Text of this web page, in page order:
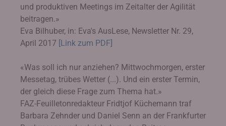
und produktiven Meetings im Zeitalter der Agilität
beitragen.»
Eva Bilhuber, in: Eva's AusLese, Newsletter Nr. 29,
April 2017 [Link zum PDF]
«Was soll ich nur anziehen? Mittwochmorgen, erster
Messetag, trübes Wetter (...). Und ein erster Termin,
der gleich diese Frage zum Thema hat.»
FAZ-Feuilletonredakteur Fridtjof Küchemann traf
Barbara Zehnder und Daniel Senn an der Frankfurter